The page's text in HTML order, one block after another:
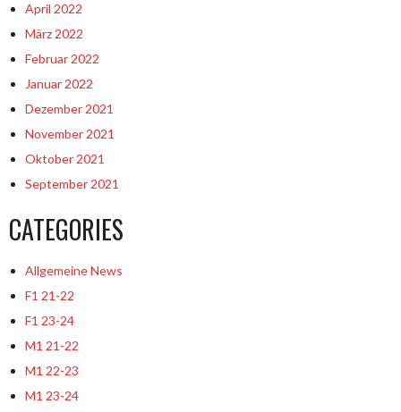
April 2022
März 2022
Februar 2022
Januar 2022
Dezember 2021
November 2021
Oktober 2021
September 2021
CATEGORIES
Allgemeine News
F1 21-22
F1 23-24
M1 21-22
M1 22-23
M1 23-24